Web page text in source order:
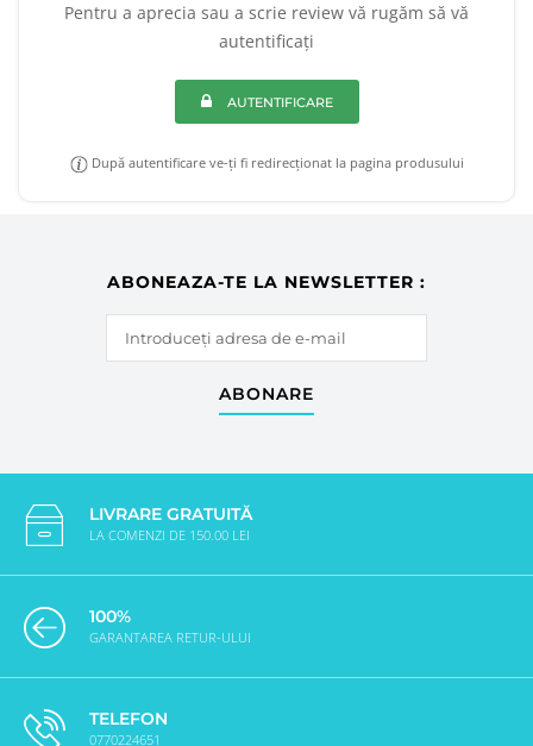
Pentru a aprecia sau a scrie review vă rugăm să vă
autentificați
AUTENTIFICARE
După autentificare ve-ți fi redirecționat la pagina produsului
ABONEAZA-TE LA NEWSLETTER :
ABONARE
LIVRARE GRATUITĂ
LA COMENZI DE 150.00 LEI
100%
GARANTAREA RETUR-ULUI
TELEFON
0770224651